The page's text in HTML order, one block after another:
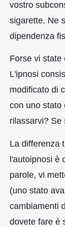
vostro
sigarette. Ne
dipendenza
Forse vi state
L'ipnosi
modificato di
con uno stato
rilassarvi? Se
La differenza
l'autoipnosi è
parole, vi
(uno stato
cambiamenti
dovete fare è